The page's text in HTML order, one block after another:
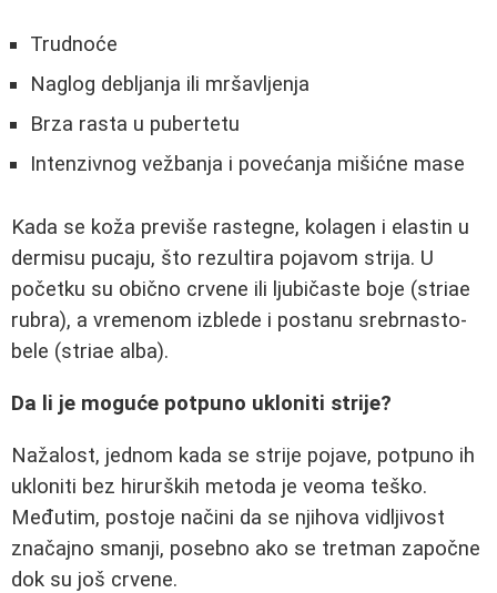
Trudnoće
Naglog debljanja ili mršavljenja
Brza rasta u pubertetu
Intenzivnog vežbanja i povećanja mišićne mase
Kada se koža previše rastegne, kolagen i elastin u
dermisu pucaju, što rezultira pojavom strija. U
početku su obično crvene ili ljubičaste boje (striae
rubra), a vremenom izblede i postanu srebrnasto-
bele (striae alba).
Da li je moguće potpuno ukloniti strije?
Nažalost, jednom kada se strije pojave, potpuno ih
ukloniti bez hirurških metoda je veoma teško.
Međutim, postoje načini da se njihova vidljivost
značajno smanji, posebno ako se tretman započne
dok su još crvene.